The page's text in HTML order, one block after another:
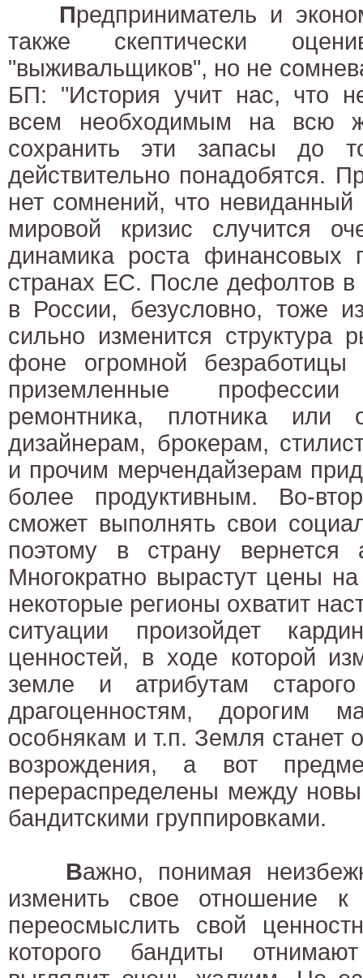
Предприниматель и
также скептически
"выживальщиков", но не
БП: "История учит нас, что
всем необходимым на всю
сохранить эти запасы до
действительно понадобятся.
нет сомнений, что
мировой кризис случится
динамика роста
странах ЕС. После дефолтов
в России, безусловно, тоже
сильно изменится структура
фоне огромной безработицы
приземленные
ремонтника, плотника или
дизайнерам, брокерам,
и прочим мерчендайзерам
более продуктивным. Во-
сможет выполнять свои
поэтому в страну вернется
Многократно вырастут цены
некоторые регионы охватит
ситуации произойдет
ценностей, в ходе которой
земле и атрибутам
драгоценностям, дорогим
особнякам и т.п. Земля станет
возрождения, а вот
перераспределены между
бандитскими группировками.
Важно, понимая
изменить свое отношение
переосмыслить свой
которого бандиты